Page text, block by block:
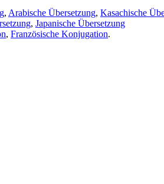
, Arabische Übersetzung, Kasachische
, Japanische Übersetzung
, Französische Konjugation.